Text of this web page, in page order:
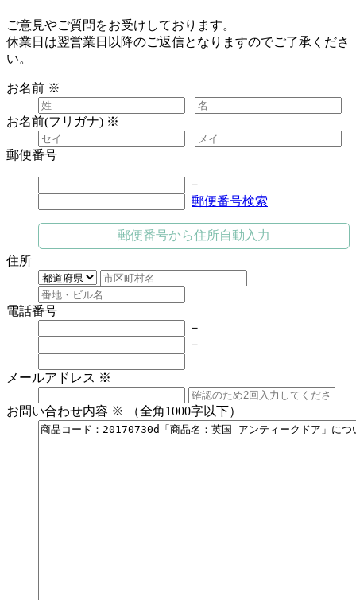
ご意見やご質問をお受けしております。
休業日は翌営業日以降のご返信となりますのでご了承くださ
い。
お名前 ※
お名前(フリガナ) ※
郵便番号
－
郵便番号検索
郵便番号から住所自動入力
住所
電話番号
－
－
メールアドレス ※
お問い合わせ内容 ※ （全角1000字以下）